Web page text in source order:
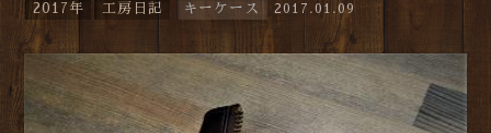
2017年 工房日記 キーケース 2017.01.09